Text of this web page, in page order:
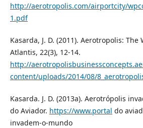
http://aerotropolis.com/airportcity/
1.pdf
Kasarda, J. D. (2011). Aerotropolis: The
Atlantis, 22(3), 12-14.
http://
content/uploads/2014/08/
Kasarda. J. D. (2013a). Aerotrópolis
do Aviador. https://www.portal do
invadem-o-mundo